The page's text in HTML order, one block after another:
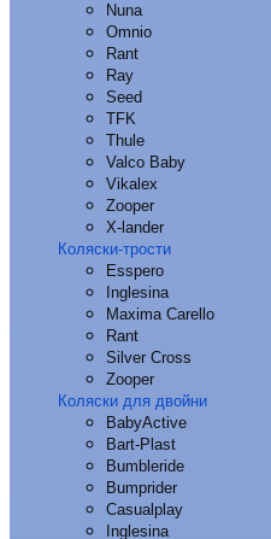
Nuna
Omnio
Rant
Ray
Seed
TFK
Thule
Valco Baby
Vikalex
Zooper
X-lander
Коляски-трости
Esspero
Inglesina
Maxima Carello
Rant
Silver Cross
Zooper
Коляски для двойни
BabyActive
Bart-Plast
Bumbleride
Bumprider
Casualplay
Inglesina